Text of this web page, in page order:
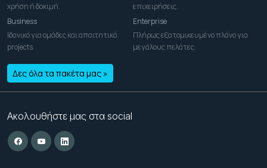
χρήση ή δοκιμή.
επιχειρήσεις.
Business
Ιδανικό για ομάδες και απαιτητικά
projects.
Enterprise
Πλήρως εξατομικευμένο πλάνο για
μεγάλους πελάτες.
Δες όλα τα πακέτα μας »
Ακολουθήστε μας στα social